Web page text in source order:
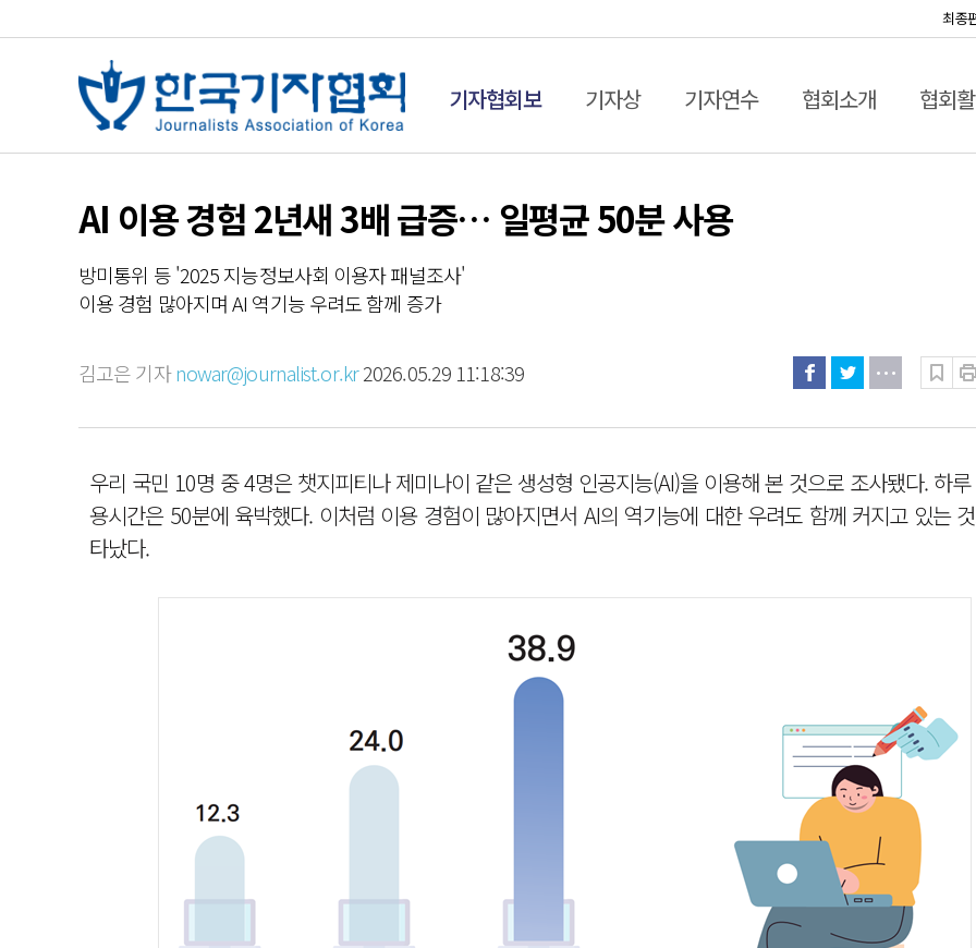
최종
기자협회보 기자상 기자연수 협회소개 협회
AI 이용 경험 2년새 3배 급증… 일평균 50분 사용
방미통위 등 '2025 지능정보사회 이용자 패널조사'
이용 경험 많아지며 AI 역기능 우려도 함께 증가
김고은 기자 nowar@journalist.or.kr2026.05.29 11:18:39
우리 국민 10명 중 4명은 챗지피티나 제미나이 같은 생성형 인공지능(AI)을 이용해 본 것으로 조사됐다. 하
용시간은 50분에 육박했다. 이처럼 이용 경험이 많아지면서 AI의 역기능에 대한 우려도 함께 커지고 있는
타났다.